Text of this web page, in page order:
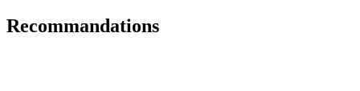
Recommandations